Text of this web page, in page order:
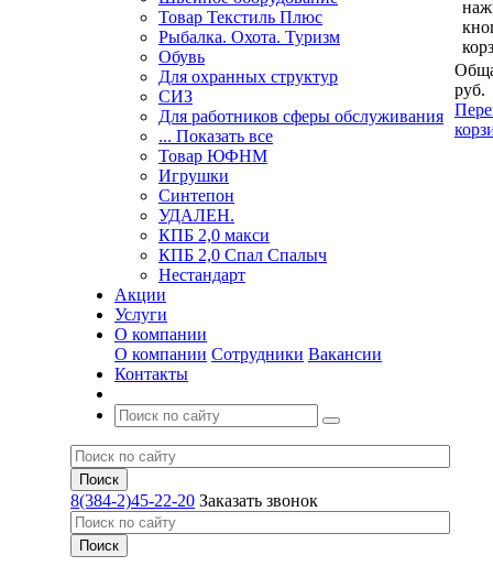
Товар Текстиль Плюс
Рыбалка. Охота. Туризм
Обувь
Для охранных структур
СИЗ
Для работников сферы обслуживания
... Показать все
Товар ЮФНМ
Игрушки
Синтепон
УДАЛЕН.
КПБ 2,0 макси
КПБ 2,0 Спал Спалыч
Нестандарт
Акции
Услуги
О компании
О компании Сотрудники Вакансии
Контакты
8(384-2)45-22-20 Заказать звонок
руб.